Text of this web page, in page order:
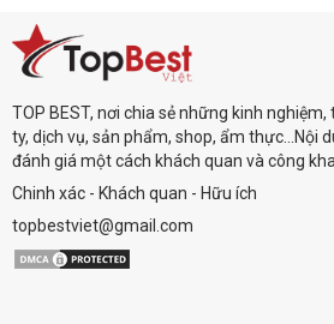
TOP BEST, nơi chia sẻ những kinh
ty, dịch vụ, sản phẩm, shop, ẩm thực...Nội
đánh giá một cách khách quan và công
Chinh xác - Khách quan - Hữu ích
topbestviet@gmail.com